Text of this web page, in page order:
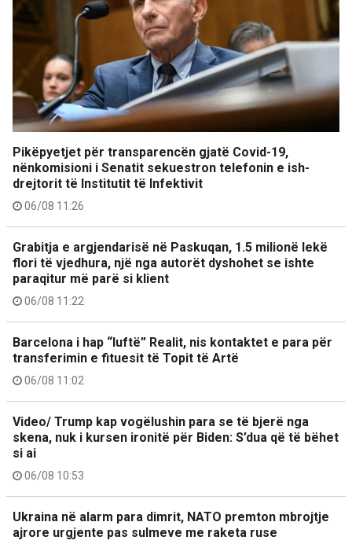
Pikëpyetjet për transparencën gjatë Covid-19,
nënkomisioni i Senatit sekuestron telefonin e ish-
drejtorit të Institutit të Infektivit
06/08 11:26
Grabitja e argjendarisë në Paskuqan, 1.5 milionë lekë
flori të vjedhura, një nga autorët dyshohet se ishte
paraqitur më parë si klient
06/08 11:22
Barcelona i hap “luftë” Realit, nis kontaktet e para për
transferimin e fituesit të Topit të Artë
06/08 11:02
Video/ Trump kap vogëlushin para se të bjerë nga
skena, nuk i kursen ironitë për Biden: S’dua që të bëhet
si ai
06/08 10:53
Ukraina në alarm para dimrit, NATO premton mbrojtje
ajrore urgjente pas sulmeve me raketa ruse